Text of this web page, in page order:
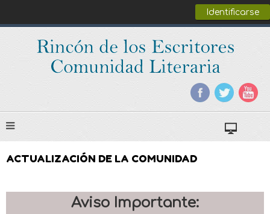
Identificarse
ACTUALIZACIÓN DE LA COMUNIDAD
Aviso Importante: